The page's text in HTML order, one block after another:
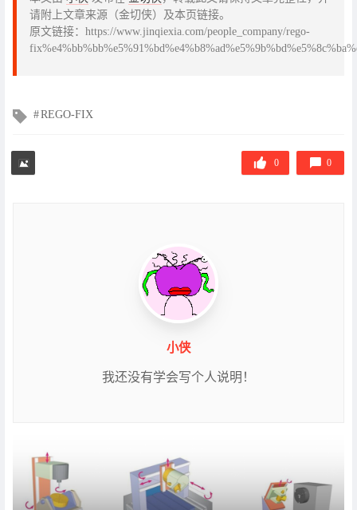
请附上文章来源（金切侠）及本页链接。
原文链接：https://www.jinqiexia.com/people_company/rego-
文
签
REGO-FIX
0 0
小侠
我还没有学会写个人说明！